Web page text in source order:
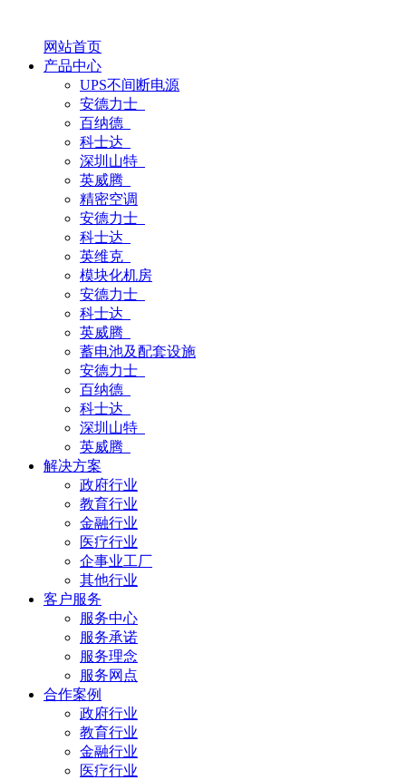
网站首页
产品中心
UPS不间断电源
安德力士
百纳德
科士达
深圳山特
英威腾
精密空调
安德力士
科士达
英维克
模块化机房
安德力士
科士达
英威腾
蓄电池及配套设施
安德力士
百纳德
科士达
深圳山特
英威腾
解决方案
政府行业
教育行业
金融行业
医疗行业
企事业工厂
其他行业
客户服务
服务中心
服务承诺
服务理念
服务网点
合作案例
政府行业
教育行业
金融行业
医疗行业